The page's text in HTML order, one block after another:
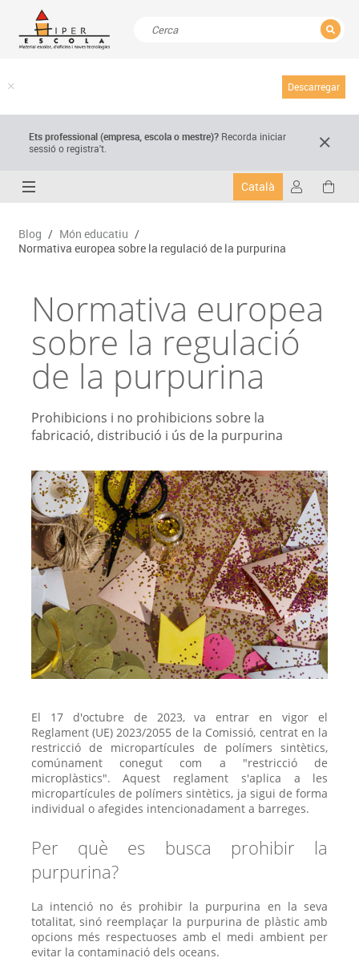
Descarregar
Ets professional (empresa,escola o mestre)? Recorda iniciar
sessió o registra't.
Català
Blog / Món educatiu /
Normativa europea sobre la regulació de la purpurina
Normativa europea
sobre la regulació
de la purpurina
Prohibicions i no prohibicions sobre la
fabricació, distribució i ús de la purpurina
El 17 d'octubre de 2023, va entrar en vigor el
Reglament (UE) 2023/2055 de la Comissió, centrat en la
restricció de micropartícules de polímers sintètics,
comúnament conegut com a "restricció de
microplàstics". Aquest reglament s'aplica a les
micropartícules de polímers sintètics, ja sigui de forma
individual o afegides intencionadament a barreges.
Per què es busca prohibir la
purpurina?
La intenció no és prohibir la purpurina en la seva
totalitat, sinó reemplaçar la purpurina de plàstic amb
opcions més respectuoses amb el medi ambient per
evitar la contaminació dels oceans.